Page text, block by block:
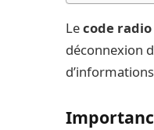
Lecode
déconnexion